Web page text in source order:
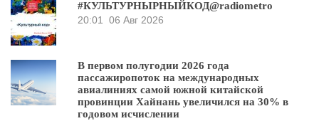
#КУЛЬТУРНЫРНЫЙКОД@radiometro
20:01 06 Авг 2026
В первом полугодии 2026 года
пассажиропоток на международных
авиалиниях самой южной китайской
провинции Хайнань увеличился на 30% в
годовом исчислении